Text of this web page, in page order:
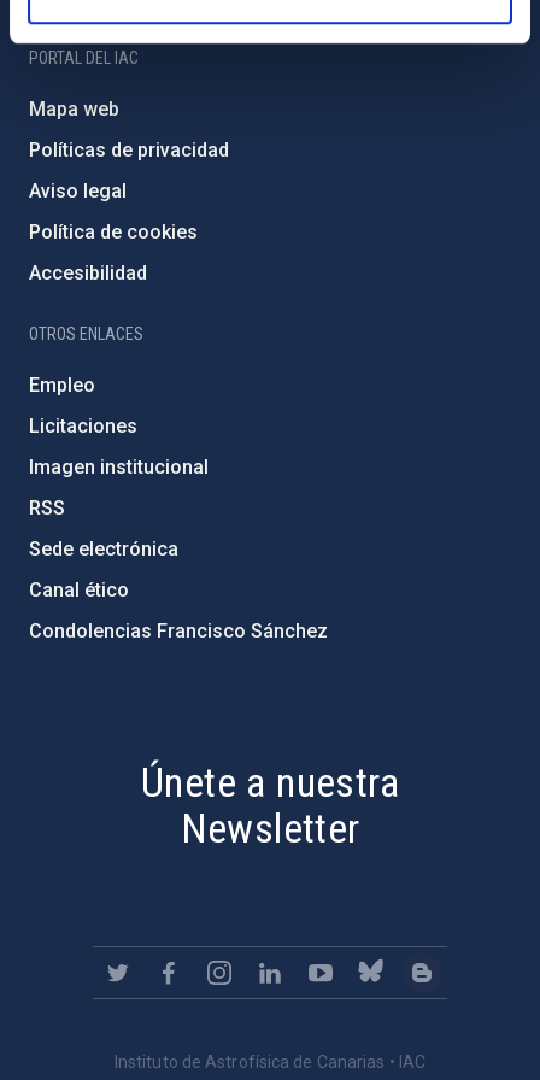
PORTAL DEL IAC
Mapa web
Políticas de privacidad
Aviso legal
Política de cookies
Accesibilidad
OTROS ENLACES
Empleo
Licitaciones
Imagen institucional
RSS
Sede electrónica
Canal ético
Condolencias Francisco Sánchez
Únete a nuestra
Newsletter
Instituto de Astrofísica de Canarias • IAC